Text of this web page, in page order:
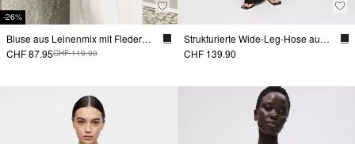
-26%
Bluse aus Leinenmix mit Fledermausärmeln
CHF 87.95CHF 119.90
Strukturierte Wide-Leg-Hose aus Viskosemix
CHF 139.90